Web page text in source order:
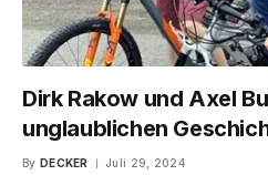
Dirk Rakow und Axel
unglaublichen
By DECKER Juli 29, 2024